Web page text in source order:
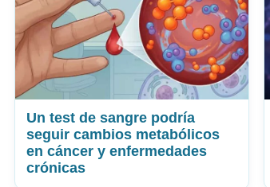
Un test de sangre podría
seguir cambios metabólicos
en cáncer y enfermedades
crónicas